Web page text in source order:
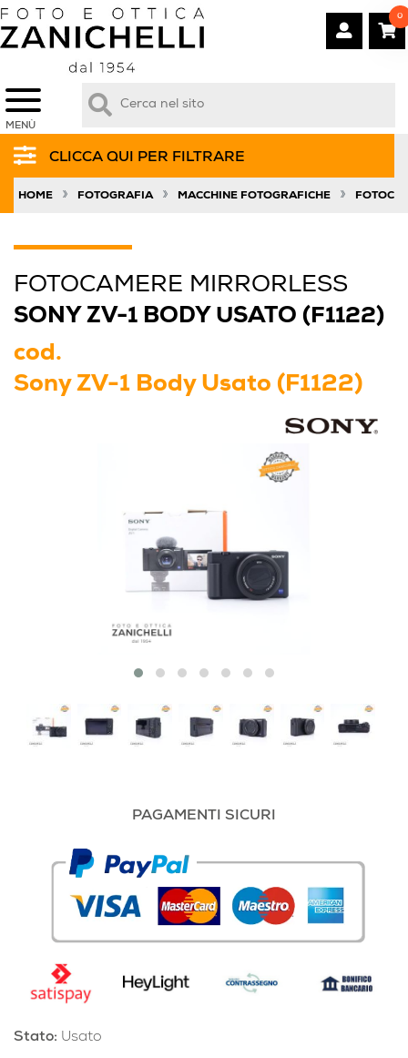
MENÙ
0
CLICCA QUI PER FILTRARE
HOME » FOTOGRAFIA » MACCHINE FOTOGRAFICHE »
FOTOCAMERE MIRRORLESS
SONY ZV-1 BODY USATO (F1122)
cod.
Sony ZV-1 Body Usato (F1122)
PAGAMENTI SICURI
Stato: Usato